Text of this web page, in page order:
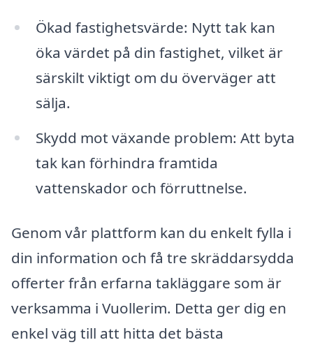
Ökad fastighetsvärde: Nytt tak kan
öka värdet på din fastighet, vilket är
särskilt viktigt om du överväger att
sälja.
Skydd mot växande problem: Att byta
tak kan förhindra framtida
vattenskador och förruttnelse.
Genom vår plattform kan du enkelt fylla i
din information och få tre skräddarsydda
offerter från erfarna takläggare som är
verksamma i Vuollerim. Detta ger dig en
enkel väg till att hitta det bästa